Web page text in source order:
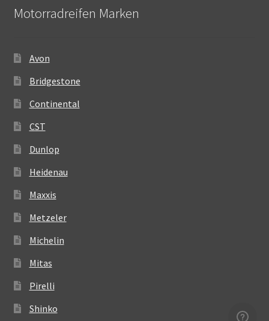
Motorradreifen Marken
Avon
Bridgestone
Continental
CST
Dunlop
Heidenau
Maxxis
Metzeler
Michelin
Mitas
Pirelli
Shinko